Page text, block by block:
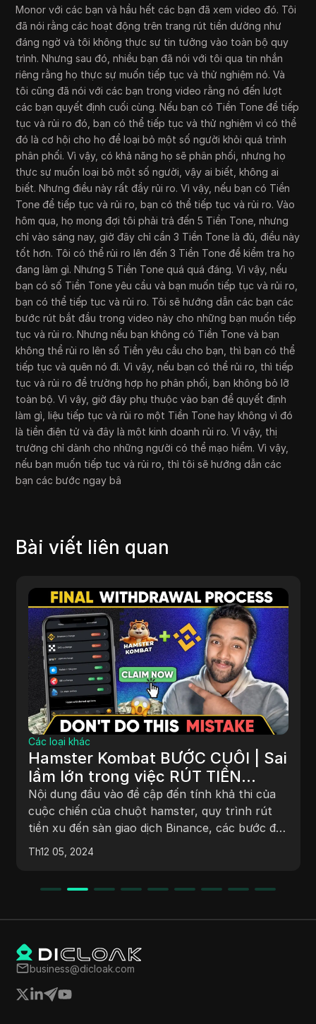
Monor với các bạn và hầu hết các bạn đã xem video đó. Tôi
đã nói rằng các hoạt động trên trang rút tiền dường như
đáng ngờ và tôi không thực sự tin tưởng vào toàn bộ quy
trình. Nhưng sau đó, nhiều bạn đã nói với tôi qua tin nhắn
riêng rằng họ thực sự muốn tiếp tục và thử nghiệm nó. Và
tôi cũng đã nói với các bạn trong video rằng nó đến lượt
các bạn quyết định cuối cùng. Nếu bạn có Tiền Tone để tiếp
tục và rủi ro đó, bạn có thể tiếp tục và thử nghiệm vì có thể
đó là cơ hội cho họ để loại bỏ một số người khỏi quá trình
phân phối. Vì vậy, có khả năng họ sẽ phân phối, nhưng họ
thực sự muốn loại bỏ một số người, vậy ai biết, không ai
biết. Nhưng điều này rất đầy rủi ro. Vì vậy, nếu bạn có Tiền
Tone để tiếp tục và rủi ro, bạn có thể tiếp tục và rủi ro. Vào
hôm qua, họ mong đợi tôi phải trả đến 5 Tiền Tone, nhưng
chỉ vào sáng nay, giờ đây chỉ cần 3 Tiền Tone là đủ, điều này
tốt hơn. Tôi có thể rủi ro lên đến 3 Tiền Tone để kiểm tra họ
đang làm gì. Nhưng 5 Tiền Tone quá quá đáng. Vì vậy, nếu
bạn có số Tiền Tone yêu cầu và bạn muốn tiếp tục và rủi ro,
bạn có thể tiếp tục và rủi ro. Tôi sẽ hướng dẫn các bạn các
bước rút bắt đầu trong video này cho những bạn muốn tiếp
tục và rủi ro. Nhưng nếu bạn không có Tiền Tone và bạn
không thể rủi ro lên số Tiền yêu cầu cho bạn, thì bạn có thể
tiếp tục và quên nó đi. Vì vậy, nếu bạn có thể rủi ro, thì tiếp
tục và rủi ro để trường hợp họ phân phối, bạn không bỏ lỡ
toàn bộ. Vì vậy, giờ đây phụ thuộc vào bạn để quyết định
làm gì, liệu tiếp tục và rủi ro một Tiền Tone hay không vì đó
là tiền điện tử và đây là một kinh doanh rủi ro. Vì vậy, thị
trường chỉ dành cho những người có thể mạo hiểm. Vì vậy,
nếu bạn muốn tiếp tục và rủi ro, thì tôi sẽ hướng dẫn các
bạn các bước ngay bâ
Bài viết liên quan
Các loại khác
Hamster Kombat BƯỚC CUỐI | Sai
lầm lớn trong việc RÚT TIỀN
Hamster KOMBAT - Hamster yêu
cầu Sàn giao dịch nào
Nội dung đầu vào đề cập đến tính khả thi của
cuộc chiến của chuột hamster, quy trình rút
tiền xu đến sàn giao dịch Binance, các bước để
quy đổi tiền chuột hamster sang USDT và rút
tiền vào tài khoản ngân hàng với các biện pháp
các lỗi phổ biến và các vụ lừa đảo tiềm ẩn
Th12 05, 2024
business@dicloak.com